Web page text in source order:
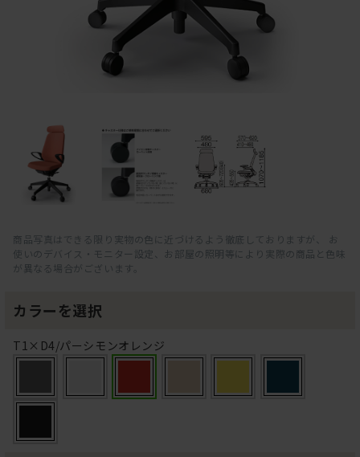
商品写真はできる限り実物の色に近づけるよう徹底しておりますが、 お
使いのデバイス・モニター設定、お部屋の照明等により実際の商品と色味
が異なる場合がございます。
カラーを選択
T1×D4/パーシモンオレンジ